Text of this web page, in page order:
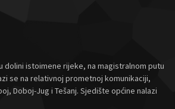
dolini istoimene rijeke, na magistralnom putu
se na relativnoj prometnoj komunikaciji,
Doboj-Jug i Tešanj. Sjedište općine nalazi